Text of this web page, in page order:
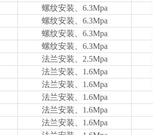
螺纹安装、6.3Mpa
螺纹安装、6.3Mpa
螺纹安装、6.3Mpa
螺纹安装、6.3Mpa
法兰安装、2.5Mpa
法兰安装、1.6Mpa
法兰安装、1.6Mpa
法兰安装、1.6Mpa
法兰安装、1.6Mpa
法兰安装、1.6Mpa